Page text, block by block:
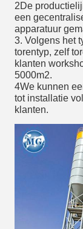
2De
een
apparatuur
3. Volgens het
torentyp, zelf
klanten
5000m2.
4We kunnen
tot installatie
klanten.